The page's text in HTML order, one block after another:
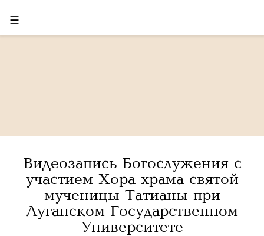
☰
Видеозапись Богослужения с
участием Хора храма святой
мученицы Татианы при
Луганском Государственном
Университете